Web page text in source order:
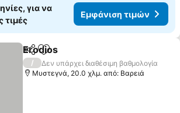
για να
τιμές
Εμφάνιση τιμών
Κοινοποίηση
Προσθήκη στα αγαπημένα
Erodios
/
Δεν υπάρχει διαθέσιμη βαθμολογία
Μυστεγνά, 20.0 χλμ. από: Βαρειά